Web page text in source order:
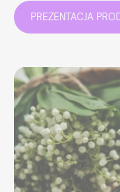
PREZENTACJA